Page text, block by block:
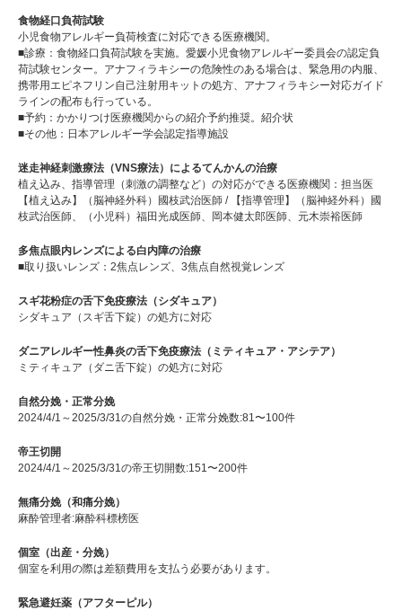
食物経口負荷試験
小児食物アレルギー負荷検査に対応できる医療機関。
■診療：食物経口負荷試験を実施。愛媛小児食物アレルギー委員会の認定負
荷試験センター。アナフィラキシーの危険性のある場合は、緊急用の内服、
携帯用エピネフリン自己注射用キットの処方、アナフィラキシー対応ガイド
ラインの配布も行っている。
■予約：かかりつけ医療機関からの紹介予約推奨。紹介状
■その他：日本アレルギー学会認定指導施設
迷走神経刺激療法（VNS療法）によるてんかんの治療
植え込み、指導管理（刺激の調整など）の対応ができる医療機関：担当医
【植え込み】（脳神経外科）國枝武治医師 / 【指導管理】（脳神経外科）國
枝武治医師、（小児科）福田光成医師、岡本健太郎医師、元木崇裕医師
多焦点眼内レンズによる白内障の治療
■取り扱いレンズ：2焦点レンズ、3焦点自然視覚レンズ
スギ花粉症の舌下免疫療法（シダキュア）
シダキュア（スギ舌下錠）の処方に対応
ダニアレルギー性鼻炎の舌下免疫療法（ミティキュア・アシテア）
ミティキュア（ダニ舌下錠）の処方に対応
自然分娩・正常分娩
2024/4/1～2025/3/31の自然分娩・正常分娩数:81〜100件
帝王切開
2024/4/1～2025/3/31の帝王切開数:151〜200件
無痛分娩（和痛分娩）
麻酔管理者:麻酔科標榜医
個室（出産・分娩）
個室を利用の際は差額費用を支払う必要があります。
緊急避妊薬（アフターピル）